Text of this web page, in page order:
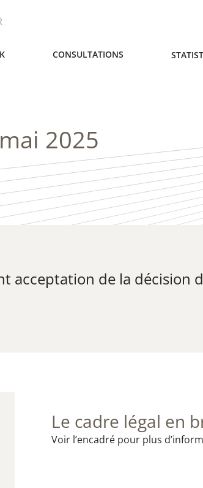
CONSULTATIONS
2025
acceptation de la décision
Le cadre légal en
Voir l’encadré pour plus